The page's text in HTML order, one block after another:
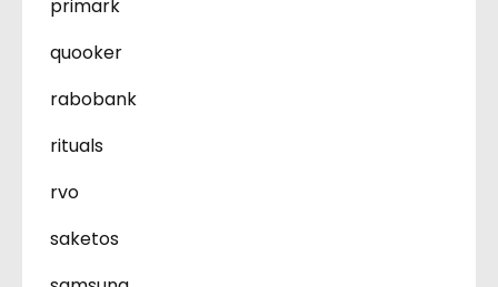
primark
quooker
rabobank
rituals
rvo
saketos